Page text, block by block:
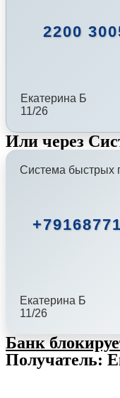
2200
Екатерина Б
11/26
Или через
Система быстрых
Екатерина Б
11/26
Банк
Получатель: